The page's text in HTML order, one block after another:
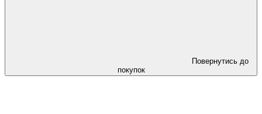
Повернутись до
покупок